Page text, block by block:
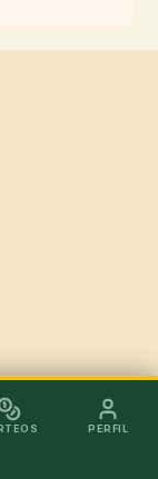
PERFIL